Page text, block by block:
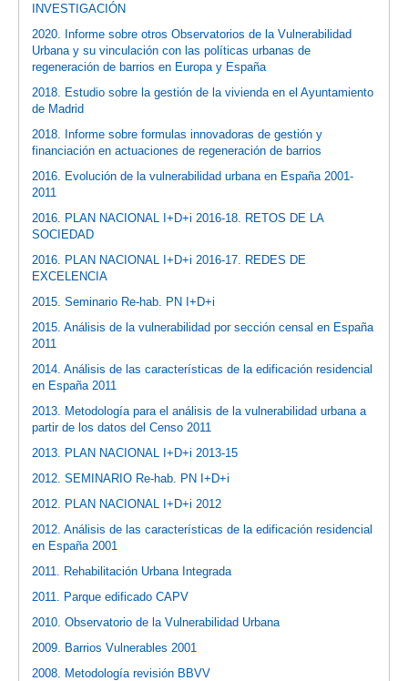
INVESTIGACIÓN
2020. Informe sobre otros Observatorios de la Vulnerabilidad
Urbana y su vinculación con las políticas urbanas de
regeneración de barrios en Europa y España
2018. Estudio sobre la gestión de la vivienda en el Ayuntamiento
de Madrid
2018. Informe sobre formulas innovadoras de gestión y
financiación en actuaciones de regeneración de barrios
2016. Evolución de la vulnerabilidad urbana en España 2001-
2011
2016. PLAN NACIONAL I+D+i 2016-18. RETOS DE LA
SOCIEDAD
2016. PLAN NACIONAL I+D+i 2016-17. REDES DE
EXCELENCIA
2015. Seminario Re-hab. PN I+D+i
2015. Análisis de la vulnerabilidad por sección censal en España
2011
2014. Análisis de las características de la edificación residencial
en España 2011
2013. Metodología para el análisis de la vulnerabilidad urbana a
partir de los datos del Censo 2011
2013. PLAN NACIONAL I+D+i 2013-15
2012. SEMINARIO Re-hab. PN I+D+i
2012. PLAN NACIONAL I+D+i 2012
2012. Análisis de las características de la edificación residencial
en España 2001
2011. Rehabilitación Urbana Integrada
2011. Parque edificado CAPV
2010. Observatorio de la Vulnerabilidad Urbana
2009. Barrios Vulnerables 2001
2008. Metodología revisión BBVV